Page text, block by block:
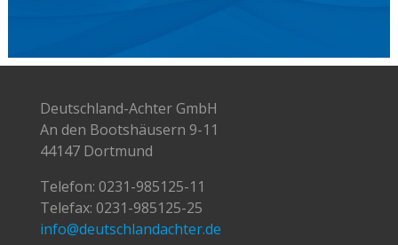
Deutschland-Achter GmbH
An den Bootshäusern 9-11
44147 Dortmund
Telefon: 0231-985125-11
Telefax: 0231-985125-25
info@deutschlandachter.de